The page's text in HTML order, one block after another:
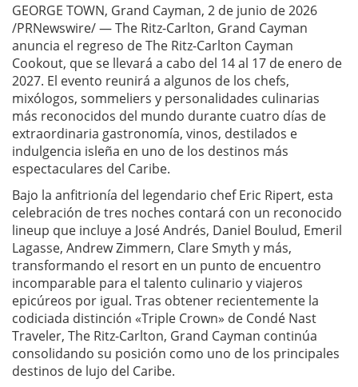
GEORGE TOWN, Grand Cayman, 2 de junio de 2026
/PRNewswire/ — The Ritz-Carlton, Grand Cayman
anuncia el regreso de The Ritz-Carlton Cayman
Cookout, que se llevará a cabo del 14 al 17 de enero de
2027. El evento reunirá a algunos de los chefs,
mixólogos, sommeliers y personalidades culinarias
más reconocidos del mundo durante cuatro días de
extraordinaria gastronomía, vinos, destilados e
indulgencia isleña en uno de los destinos más
espectaculares del Caribe.
Bajo la anfitrionía del legendario chef Eric Ripert, esta
celebración de tres noches contará con un reconocido
lineup que incluye a José Andrés, Daniel Boulud, Emeril
Lagasse, Andrew Zimmern, Clare Smyth y más,
transformando el resort en un punto de encuentro
incomparable para el talento culinario y viajeros
epicúreos por igual. Tras obtener recientemente la
codiciada distinción «Triple Crown» de Condé Nast
Traveler, The Ritz-Carlton, Grand Cayman continúa
consolidando su posición como uno de los principales
destinos de lujo del Caribe.